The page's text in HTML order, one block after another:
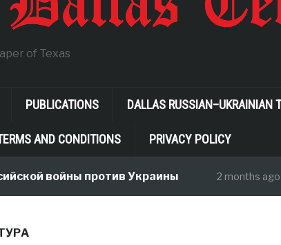
of Texas
PUBLICATIONS DALLAS RUSSIAN–UKRAINIAN
AND CONDITIONS PRIVACY POLICY
войны против Украины 2 months ago В